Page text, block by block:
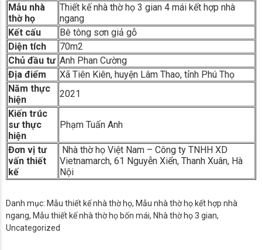
Mẫu nhà
thờ họ
Thiết kế nhà thờ họ 3 gian 4 mái kết hợp nhà
ngang
Kết cấu
Bê tông sơn giả gỗ
Diện tích
70m2
Chủ đầu tư Anh Phan Cường
Địa điểm
Xã Tiên Kiên, huyện Lâm Thao, tỉnh Phú Thọ
Năm thực
hiện
2021
Kiến trúc
sư thực
hiện
Phạm Tuấn Anh
Đơn vị tư
vấn thiết
kế
Nhà thờ họ Việt Nam – Công ty TNHH XD
Vietnamarch, 61 Nguyễn Xiển, Thanh Xuân, Hà
Nội
Danh mục: Mẫu thiết kế nhà thờ họ, Mẫu nhà thờ họ kết hợp nhà
ngang, Mẫu thiết kế nhà thờ họ bốn mái, Nhà thờ họ 3 gian,
Uncategorized